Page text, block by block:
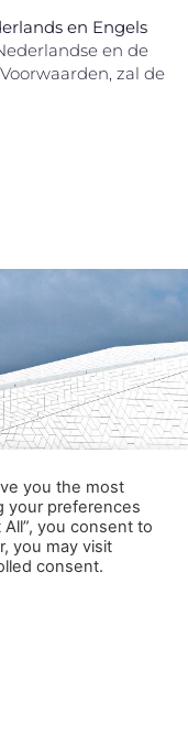
en Engels
en de
zal de
van de
you the most
your preferences
you consent to
you may visit
consent.